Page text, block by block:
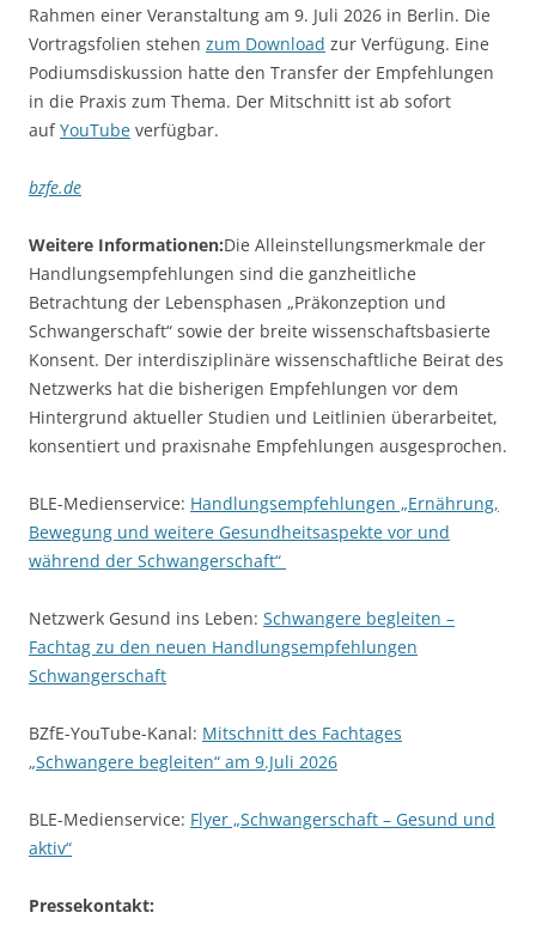
Rahmen einer Veranstaltung am 9. Juli 2026 in Berlin. Die
Vortragsfolien stehen zum Download zur Verfügung. Eine
Podiumsdiskussion hatte den Transfer der Empfehlungen
in die Praxis zum Thema. Der Mitschnitt ist ab sofort
aufYouTube verfügbar.
bzfe.de
Weitere Informationen:Die Alleinstellungsmerkmale der
Handlungsempfehlungen sind die ganzheitliche
Betrachtung der Lebensphasen „Präkonzeption und
Schwangerschaft“ sowie der breite wissenschaftsbasierte
Konsent. Der interdisziplinäre wissenschaftliche Beirat des
Netzwerks hat die bisherigen Empfehlungen vor dem
Hintergrund aktueller Studien und Leitlinien überarbeitet,
konsentiert und praxisnahe Empfehlungen ausgesprochen.
BLE-Medienservice: Handlungsempfehlungen „Ernährung,
Bewegung und weitere Gesundheitsaspekte vor und
während der Schwangerschaft“
Netzwerk Gesund ins Leben: Schwangere begleiten –
Fachtag zu den neuen Handlungsempfehlungen
Schwangerschaft
BZfE-YouTube-Kanal: Mitschnitt des Fachtages
„Schwangere begleiten“ am 9.Juli 2026
BLE-Medienservice: Flyer „Schwangerschaft – Gesund und
aktiv“
Pressekontakt: